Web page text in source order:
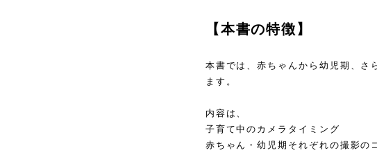
【本書の特徴】
本書では、赤ちゃんから幼児期、さ
ます。
内容は、
子育て中のカメラタイミング
赤ちゃん・幼児期それぞれの撮影の